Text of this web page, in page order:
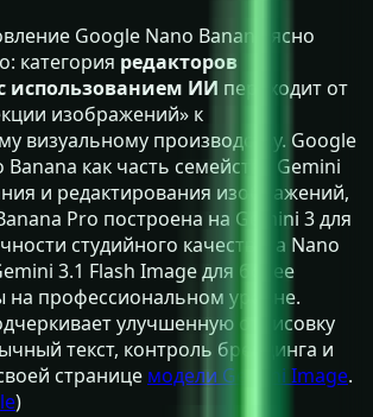
Google Nano Banana ясно
категория редакторов
использованием ИИ переходит от
изображений» к
визуальному производству. Google
как часть семейства Gemini
и редактирования изображений,
Pro построена на Gemini 3 для
студийного качества, а Nano
3.1 Flash Image для более
на профессиональном уровне.
улучшенную отрисовку
текст, контроль брендинга и
странице модели Gemini Image.
)